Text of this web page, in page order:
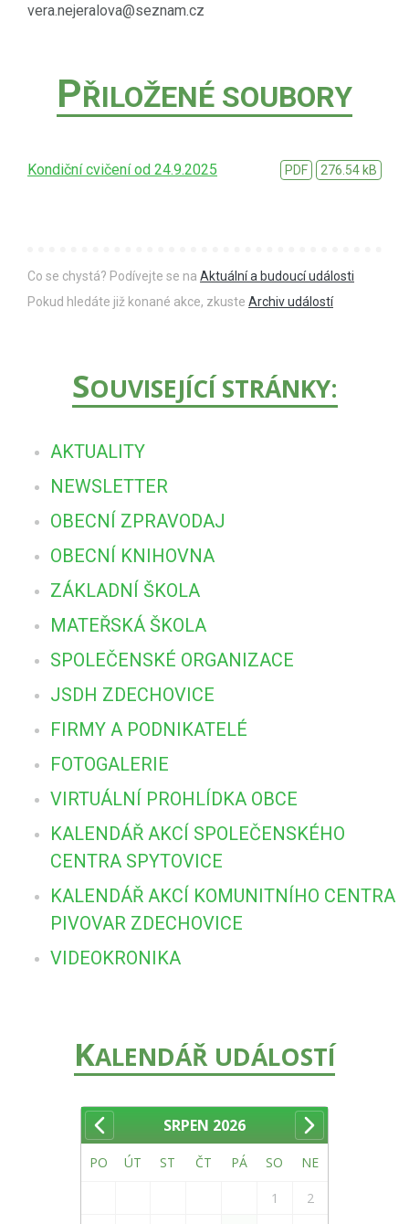
vera.nejeralova@seznam.cz
PŘILOŽENÉ SOUBORY
Kondiční cvičení od 24.9.2025 PDF 276.54 kB
Co se chystá? Podívejte se na Aktuální a budoucí události
Pokud hledáte již konané akce, zkuste Archiv událostí
SOUVISEJÍCÍ STRÁNKY:
AKTUALITY
NEWSLETTER
OBECNÍ ZPRAVODAJ
OBECNÍ KNIHOVNA
ZÁKLADNÍ ŠKOLA
MATEŘSKÁ ŠKOLA
SPOLEČENSKÉ ORGANIZACE
JSDH ZDECHOVICE
FIRMY A PODNIKATELÉ
FOTOGALERIE
VIRTUÁLNÍ PROHLÍDKA OBCE
KALENDÁŘ AKCÍ SPOLEČENSKÉHO
CENTRA SPYTOVICE
KALENDÁŘ AKCÍ KOMUNITNÍHO CENTRA
PIVOVAR ZDECHOVICE
VIDEOKRONIKA
KALENDÁŘ UDÁLOSTÍ
SRPEN 2026
PO ÚT ST ČT PÁ SO NE
1
2